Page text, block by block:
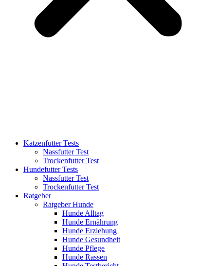
Katzenfutter Tests
Nassfutter Test
Trockenfutter Test
Hundefutter Tests
Nassfutter Test
Trockenfutter Test
Ratgeber
Ratgeber Hunde
Hunde Alltag
Hunde Ernährung
Hunde Erziehung
Hunde Gesundheit
Hunde Pflege
Hunde Rassen